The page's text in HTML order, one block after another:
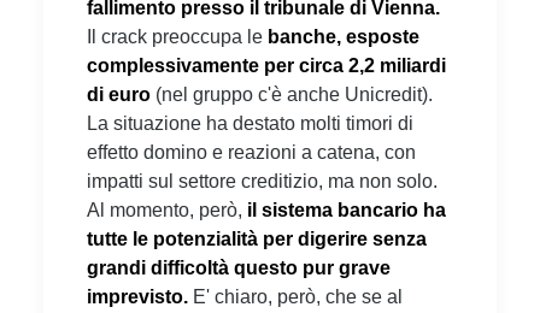
fallimento presso il tribunale di Vienna.
Il crack preoccupa le banche, esposte
complessivamente per circa 2,2 miliardi
di euro (nel gruppo c'è anche Unicredit).
La situazione ha destato molti timori di
effetto domino e reazioni a catena, con
impatti sul settore creditizio, ma non solo.
Al momento, però, il sistema bancario ha
tutte le potenzialità per digerire senza
grandi difficoltà questo pur grave
imprevisto. E' chiaro, però, che se al